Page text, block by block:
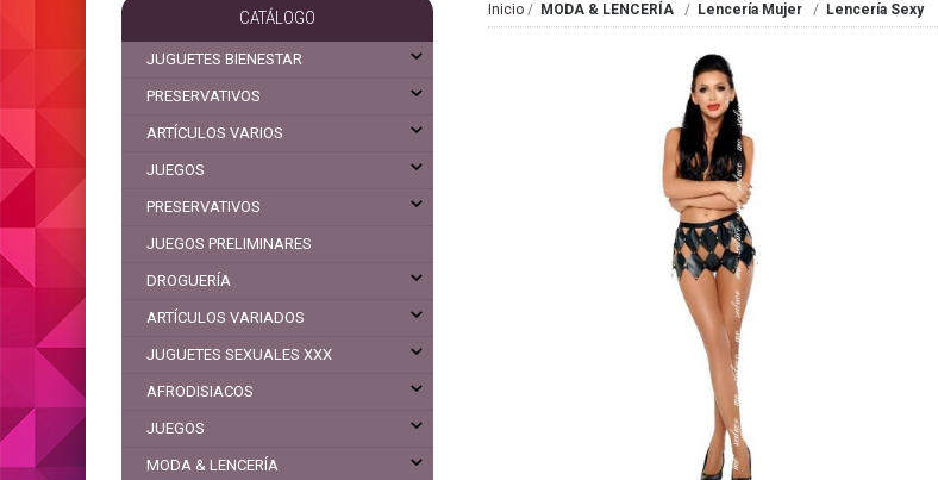
CATÁLOGO
JUGUETES BIENESTAR
PRESERVATIVOS
ARTÍCULOS VARIOS
JUEGOS
PRESERVATIVOS
JUEGOS PRELIMINARES
DROGUERÍA
ARTÍCULOS VARIADOS
JUGUETES SEXUALES XXX
AFRODISIACOS
JUEGOS
MODA & LENCERÍA
Inicio MODA & LENCERÍA Lencería Mujer Lencería Sexy